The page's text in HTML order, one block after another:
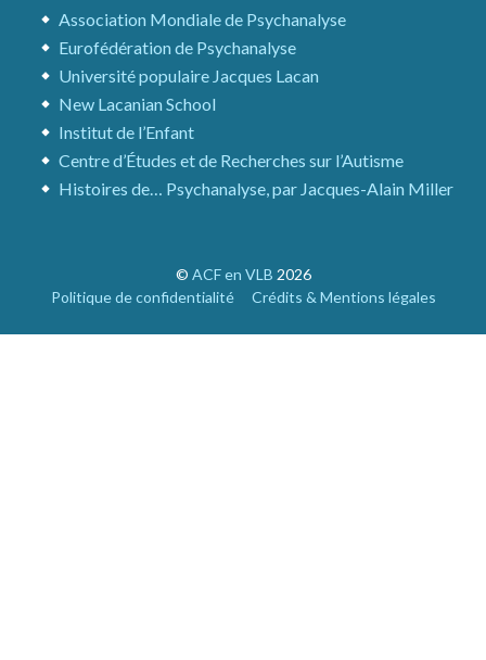
Association Mondiale de Psychanalyse
Eurofédération de Psychanalyse
Université populaire Jacques Lacan
New Lacanian School
Institut de l’Enfant
Centre d’Études et de Recherches sur l’Autisme
Histoires de… Psychanalyse, par Jacques-Alain Miller
© ACF en VLB 2026
Politique de confidentialité
Crédits & Mentions légales